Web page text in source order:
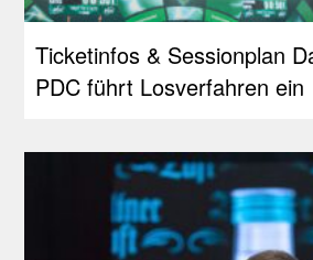
Ticketinfos & Sessionplan
PDC führt Losverfahren ein